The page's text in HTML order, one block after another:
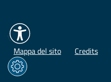
Mappa del sito Credits